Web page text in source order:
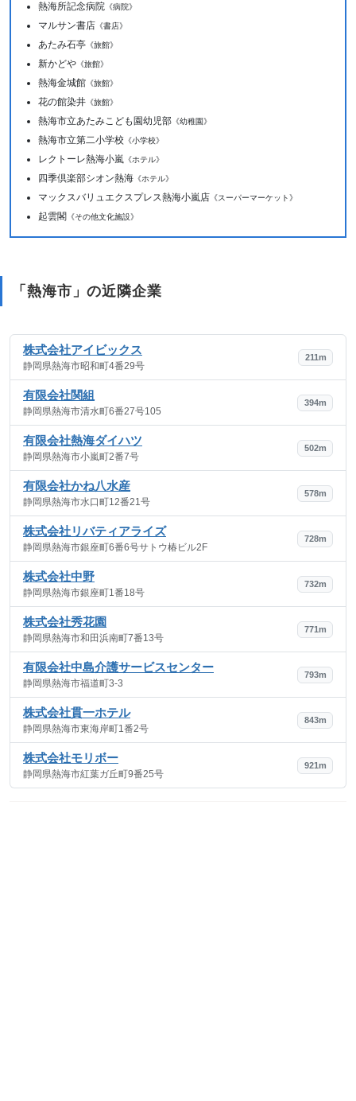
熱海所記念病院 《病院》
マルサン書店 《書店》
あたみ石亭 《旅館》
新かどや 《旅館》
熱海金城館 《旅館》
花の館染井 《旅館》
熱海市立あたみこども園幼児部 《幼稚園》
熱海市立第二小学校 《小学校》
レクトーレ熱海小嵐 《ホテル》
四季倶楽部シオン熱海 《ホテル》
マックスバリュエクスプレス熱海小嵐店 《スーパーマーケット》
起雲閣 《その他文化施設》
「熱海市」の近隣企業
株式会社アイビックス
静岡県熱海市昭和町4番29号
211m
有限会社関組
静岡県熱海市清水町6番27号105
394m
有限会社熱海ダイハツ
静岡県熱海市小嵐町2番7号
502m
有限会社かね八水産
静岡県熱海市水口町12番21号
578m
株式会社リバティアライズ
静岡県熱海市銀座町6番6号サトウ椿ビル2F
728m
株式会社中野
静岡県熱海市銀座町1番18号
732m
株式会社秀花園
静岡県熱海市和田浜南町7番13号
771m
有限会社中島介護サービスセンター
静岡県熱海市福道町3-3
793m
株式会社貫一ホテル
静岡県熱海市東海岸町1番2号
843m
株式会社モリボー
静岡県熱海市紅葉ガ丘町9番25号
921m